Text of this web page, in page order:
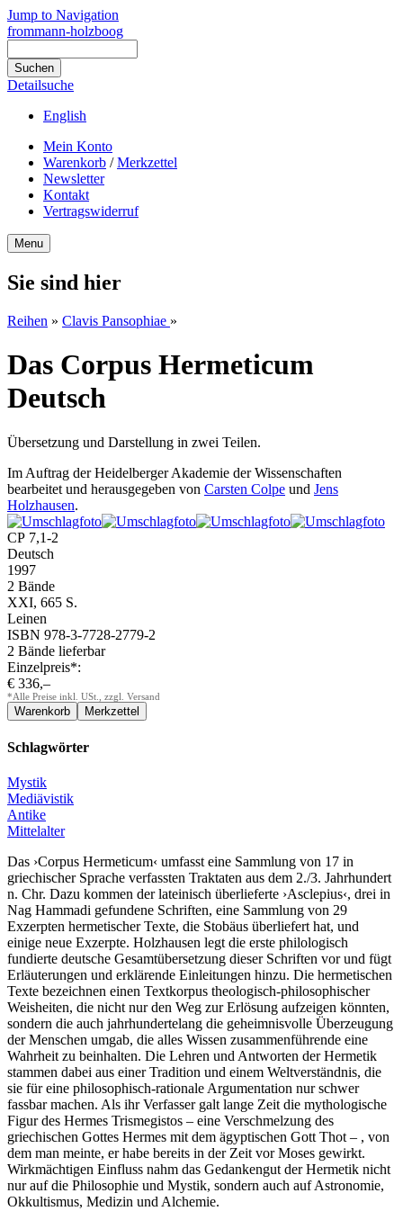
Jump to Navigation
frommann-holzboog
Detailsuche
English
Mein Konto
Warenkorb /Merkzettel
Newsletter
Kontakt
Vertragswiderruf
Menu
Sie sind hier
Reihen » Clavis Pansophiae »
Das Corpus Hermeticum
Deutsch
Übersetzung und Darstellung in zwei Teilen.
Im Auftrag der Heidelberger Akademie der Wissenschaften
bearbeitet und herausgegeben von Carsten Colpe und Jens
Holzhausen.
CP 7,1-2
Deutsch
1997
2 Bände
XXI, 665 S.
Leinen
ISBN 978-3-7728-2779-2
2 Bände lieferbar
Einzelpreis*:
€ 336,–
*Alle Preise inkl. USt., zzgl. Versand
Schlagwörter
Mystik
Mediävistik
Antike
Mittelalter
Das ›Corpus Hermeticum‹ umfasst eine Sammlung von 17 in
griechischer Sprache verfassten Traktaten aus dem 2./3. Jahrhundert
n. Chr. Dazu kommen der lateinisch überlieferte ›Asclepius‹, drei in
Nag Hammadi gefundene Schriften, eine Sammlung von 29
Exzerpten hermetischer Texte, die Stobäus überliefert hat, und
einige neue Exzerpte. Holzhausen legt die erste philologisch
fundierte deutsche Gesamtübersetzung dieser Schriften vor und fügt
Erläuterungen und erklärende Einleitungen hinzu. Die hermetischen
Texte bezeichnen einen Textkorpus theologisch-philosophischer
Weisheiten, die nicht nur den Weg zur Erlösung aufzeigen könnten,
sondern die auch jahrhundertelang die geheimnisvolle Überzeugung
der Menschen umgab, die alles Wissen zusammenführende eine
Wahrheit zu beinhalten. Die Lehren und Antworten der Hermetik
stammen dabei aus einer Tradition und einem Weltverständnis, die
sie für eine philosophisch-rationale Argumentation nur schwer
fassbar machen. Als ihr Verfasser galt lange Zeit die mythologische
Figur des Hermes Trismegistos – eine Verschmelzung des
griechischen Gottes Hermes mit dem ägyptischen Gott Thot – , von
dem man meinte, er habe bereits in der Zeit vor Moses gewirkt.
Wirkmächtigen Einfluss nahm das Gedankengut der Hermetik nicht
nur auf die Philosophie und Mystik, sondern auch auf Astronomie,
Okkultismus, Medizin und Alchemie.